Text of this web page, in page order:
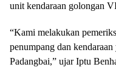
unit kendaraan golongan
“Kami melakukan
penumpang dan
Padangbai,” ujar Iptu